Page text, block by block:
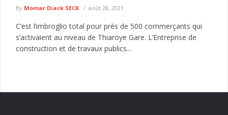
By Momar Diack SECK août 28, 2021
C’est l’imbroglio total pour près de 500 commerçants qui
s’activaient au niveau de Thiaroye Gare. L’Entreprise de
construction et de travaux publics...